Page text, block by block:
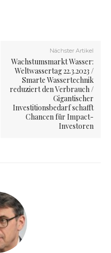
Nächster Artikel
Wachstumsmarkt Wasser:
Weltwassertag 22.3.2023 /
Smarte Wassertechnik
reduziert den Verbrauch /
Gigantischer
Investitionsbedarf schafft
Chancen für Impact-
Investoren